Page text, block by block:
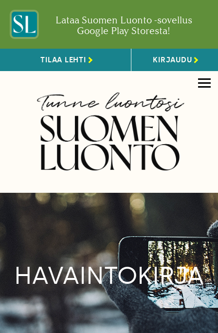
Lataa Suomen Luonto -sovellus
Google Play Storesta!
TILAA LEHTI KIRJAUDU
HAVAINTOKIRJA